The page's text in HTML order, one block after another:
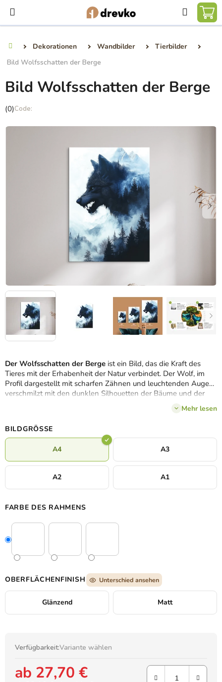
Inhalt
springen
Suchen
Dekorationen Wandbilder
Tierbilder
Bild Wolfsschatten der Berge
Der Wolfsschatten der Berge ist ein Bild, das die Kraft des
Tieres mit der Erhabenheit der Natur verbindet. Der Wolf, im
Profil dargestellt mit scharfen Zähnen und leuchtenden Augen,
verschmilzt mit den dunklen Silhouetten der Bäume und der
nebligen Berglandschaft. Sein Körper verschmilzt mit dem
Wald, als wäre er ein Geist, der aus den Bergen auftaucht und
gleichzeitig in ihnen verschwindet. Kühle Blau- und Weißtöne
schaffen eine Atmosphäre der Stille, des Geheimnisses und des
Respekts vor der Wildnis.
Mehr lesen
BILDGRÖSSE
A4 A3
A2 A1
FARBE DES RAHMENS
OBERFLÄCHENFINISH Unterschied ansehen
Glänzend Matt
Verfügbarkeit:Variante wählen
ab 27,70 €
Bild Wolfsschatten der Berge
Die
Produktbewertung
(0)